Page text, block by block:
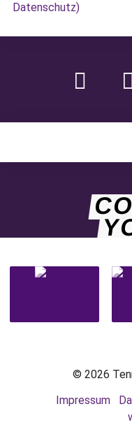
Datenschutz)
© 2026
Impressum